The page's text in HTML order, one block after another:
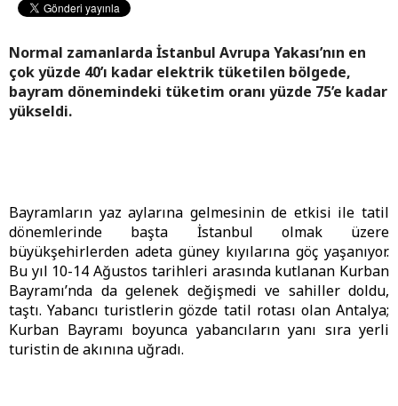
Normal zamanlarda İstanbul Avrupa Yakası’nın en
çok yüzde 40’ı kadar elektrik tüketilen bölgede,
bayram dönemindeki tüketim oranı yüzde 75’e kadar
yükseldi.
Bayramların yaz aylarına gelmesinin de etkisi ile tatil
dönemlerinde başta İstanbul olmak üzere
büyükşehirlerden adeta güney kıyılarına göç yaşanıyor.
Bu yıl 10-14 Ağustos tarihleri arasında kutlanan Kurban
Bayramı’nda da gelenek değişmedi ve sahiller doldu,
taştı. Yabancı turistlerin gözde tatil rotası olan Antalya;
Kurban Bayramı boyunca yabancıların yanı sıra yerli
turistin de akınına uğradı.